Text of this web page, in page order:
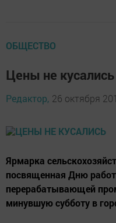
ОБЩЕСТВО
Цены не кусались
Редактор, 26 октября
Ярмарка
посвященная Дню
перерабатывающей
минувшую субботу в